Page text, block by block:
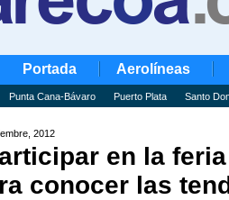
Portada Aerolíneas
Punta Cana-Bávaro Puerto Plata Santo
2012
en la
conocer las